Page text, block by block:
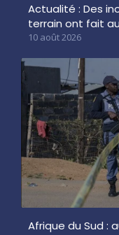
Actualité : Des
terrain ont fait
10 août 2026
Afrique du Sud :